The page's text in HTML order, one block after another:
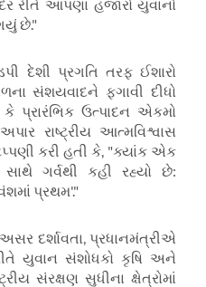
આપણા હજારો યુવાનો
છે."
દેશી પ્રગતિ તરફ ઈશારો
સંશયવાદને ફગાવી દીધો
પ્રારંભિક ઉત્પાદન એકમો
રાષ્ટ્રીય આત્મવિશ્વાસ
કરી હતી કે, "ક્યાંક એક
ગર્વથી કહી રહ્યો છે:
પ્રથમ'."
દર્શાવતા, પ્રધાનમંત્રીએ
યુવાન સંશોધકો કૃષિ અને
સંરક્ષણ સુધીના ક્ષેત્રોમાં